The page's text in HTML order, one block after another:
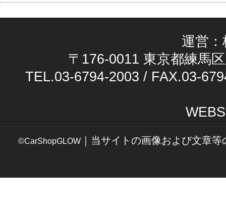
運営
〒176-0011 東京都練馬
TEL.03-6794-2003 / FAX.03-
©CarShopGLOW ｜当サイトの画像および文章